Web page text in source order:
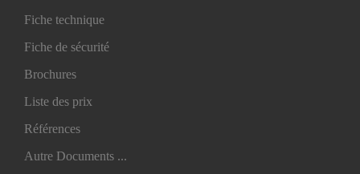
Fiche technique
Fiche de sécurité
Brochures
Liste des prix
Références
Autre Documents ...